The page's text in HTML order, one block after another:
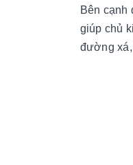
Bên cạnh
giúp chủ
đường xá,